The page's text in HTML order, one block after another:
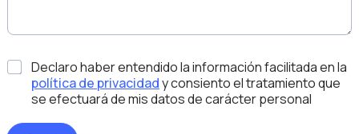
C
k
Declaro haber entendido la información facilitada en la
política de privacidady consiento el tratamiento que
se efectuará de mis datos de carácter personal